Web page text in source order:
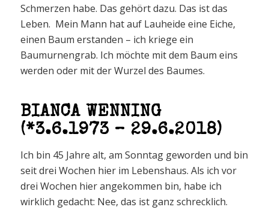
Schmerzen habe. Das gehört dazu. Das ist das
Leben. Mein Mann hat auf Lauheide eine Eiche,
einen Baum erstanden – ich kriege ein
Baumurnengrab. Ich möchte mit dem Baum eins
werden oder mit der Wurzel des Baumes.
BIANCA WENNING
(*3.6.1973 – 29.6.2018)
Ich bin 45 Jahre alt, am Sonntag geworden und bin
seit drei Wochen hier im Lebenshaus. Als ich vor
drei Wochen hier angekommen bin, habe ich
wirklich gedacht: Nee, das ist ganz schrecklich.